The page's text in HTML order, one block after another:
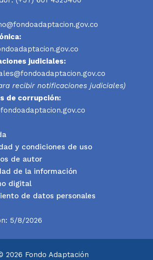
judiciales:
recibir notificaciones judiciales)
de corrupción:
y condiciones de uso
de autor
de la información
digital
de datos personales
5/8/2026
2026 Fondo Adaptación